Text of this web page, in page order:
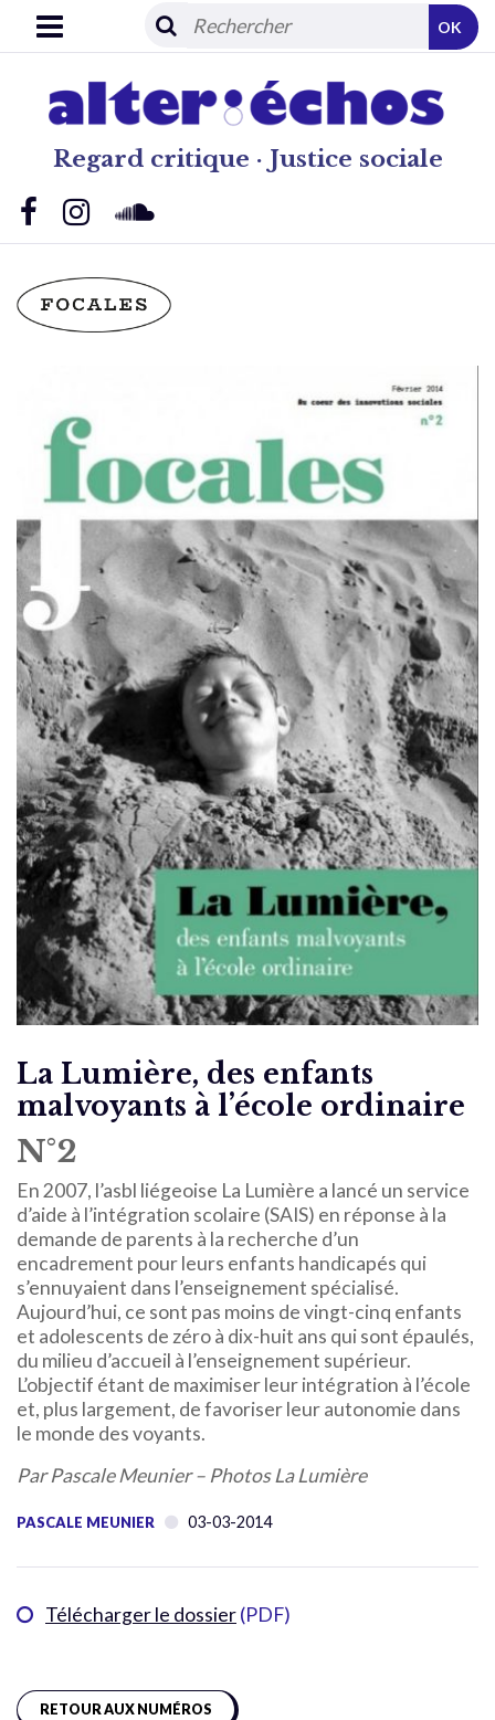
Regard critique · Justice sociale
OK
La Lumière, des enfants
malvoyants à l’école ordinaire
N°2
En 2007, l’asbl liégeoise La Lumière a lancé un service
d’aide à l’intégration scolaire (SAIS) en réponse à la
demande de parents à la recherche d’un
encadrement pour leurs enfants handicapés qui
s’ennuyaient dans l’enseignement spécialisé.
Aujourd’hui, ce sont pas moins de vingt-cinq enfants
et adolescents de zéro à dix-huit ans qui sont épaulés,
du milieu d’accueil à l’enseignement supérieur.
L’objectif étant de maximiser leur intégration à l’école
et, plus largement, de favoriser leur autonomie dans
le monde des voyants.
Par Pascale Meunier – Photos La Lumière
PASCALE MEUNIER 03-03-2014
Télécharger le dossier(PDF)
RETOUR AUX NUMÉROS